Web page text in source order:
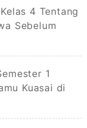
4 Tentang
Sebelum
1
Kuasai di